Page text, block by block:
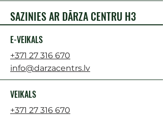
SAZINIES AR DĀRZA CENTRU H3
E-VEIKALS
+371 27 316 670
info@darzacentrs.lv
VEIKALS
+371 27 316 670